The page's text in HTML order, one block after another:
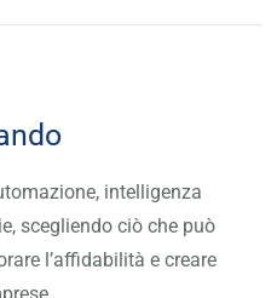
intelligenza
scegliendo ciò che può
l’affidabilità e creare